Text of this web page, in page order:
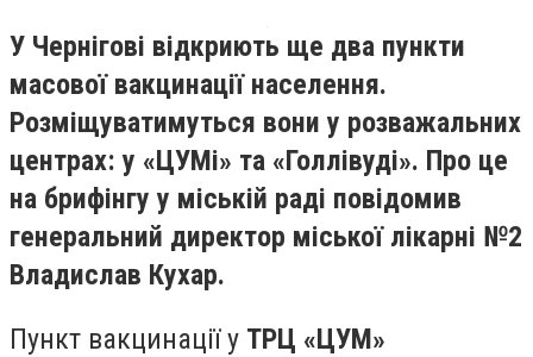
У Чернігові відкриють ще два пункти
масової вакцинації населення.
Розміщуватимуться вони у розважальних
центрах: у «ЦУМі» та «Голлівуді». Про це
на брифінгу у міській раді повідомив
генеральний директор міської лікарні №2
Владислав Кухар.
Пункт вакцинації у ТРЦ «ЦУМ»